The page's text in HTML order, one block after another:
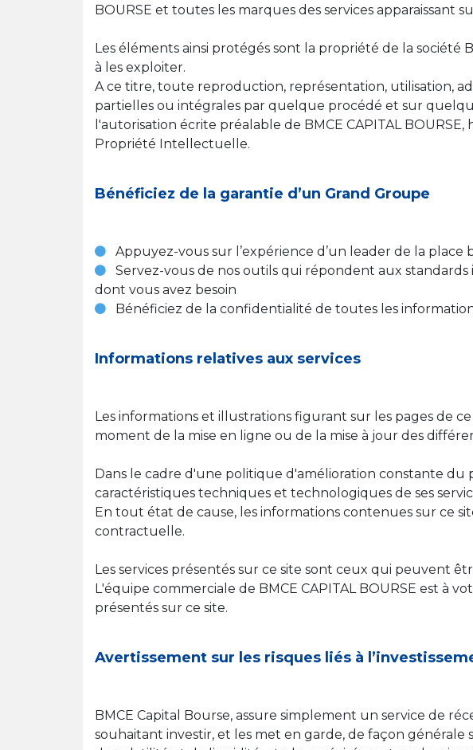
BOURSE et toutes les marques des services apparaissant
Les éléments ainsi protégés sont la propriété de la société
à les exploiter.
A ce titre, toute reproduction, représentation, utilisation,
partielles ou intégrales par quelque procédé et sur
l'autorisation écrite préalable de BMCE CAPITAL
Propriété Intellectuelle.
Bénéficiez de la garantie d’un Grand Groupe
Appuyez-vous sur l’expérience d’un leader de la place
Servez-vous de nos outils qui répondent aux
dont vous avez besoin
Bénéficiez de la confidentialité de toutes les
Informations relatives aux services
Les informations et illustrations figurant sur les pages de
moment de la mise en ligne ou de la mise à jour des
Dans le cadre d'une politique d'amélioration constante
caractéristiques techniques et technologiques de ses
En tout état de cause, les informations contenues sur ce
contractuelle.
Les services présentés sur ce site sont ceux qui peuvent
L'équipe commerciale de BMCE CAPITAL BOURSE est à
présentés sur ce site.
Avertissement sur les risques liés à
BMCE Capital Bourse, assure simplement un service de
souhaitant investir, et les met en garde, de façon générale